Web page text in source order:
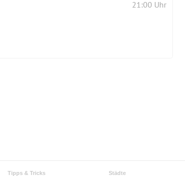
21:00 Uhr
Tipps & Tricks Städte